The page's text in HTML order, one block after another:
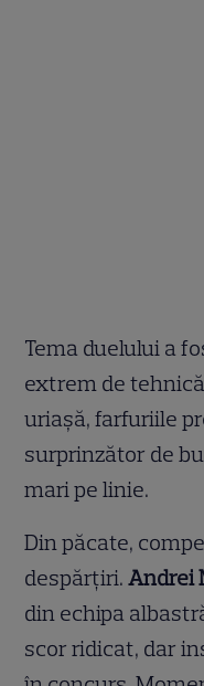
Tema duelului a
extrem de
uriașă, farfuriile
surprinzător de
mari pe linie.
Din păcate,
despărțiri.Andrei
din echipa
scor ridicat, dar